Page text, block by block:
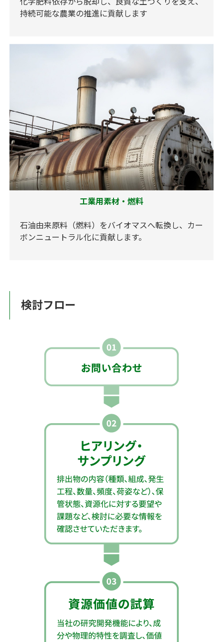
持続可能な農業の推進に貢献します
工業用素材・燃料
石油由来原料（燃料）をバイオマスへ転換し、カー
ボンニュートラル化に貢献します。
検討フロー